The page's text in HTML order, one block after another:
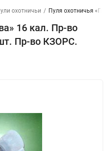
охотничьи / Пуля охотничья
16 кал. Пр-во
Пр-во КЗОРС.